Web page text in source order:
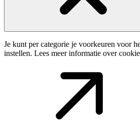
Je kunt per categorie je voorkeuren voor
instellen. Lees meer informatie over